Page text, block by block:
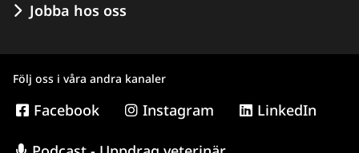
Jobba hos oss
Följ oss i våra andra kanaler
Facebook Instagram LinkedIn